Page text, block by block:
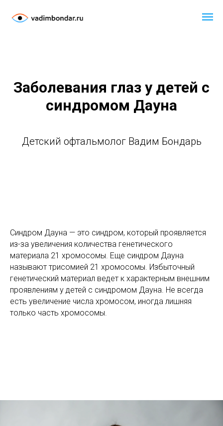
Заболевания глаз у детей с
синдромом Дауна
Детский офтальмолог Вадим Бондарь
Синдром Дауна — это синдром, который проявляется
из-за увеличения количества генетического
материала 21 хромосомы. Еще синдром Дауна
называют трисомией 21 хромосомы. Избыточный
генетический материал ведет к характерным внешним
проявлениям у детей с синдромом Дауна. Не всегда
есть увеличение числа хромосом, иногда лишняя
только часть хромосомы.